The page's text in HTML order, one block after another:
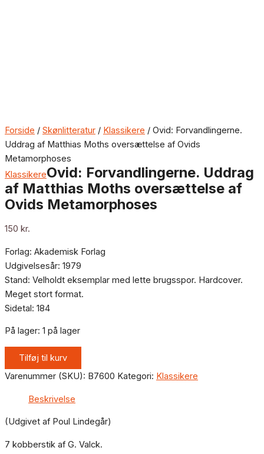
Forside / Skønlitteratur / Klassikere / Ovid: Forvandlingerne.
Uddrag af Matthias Moths oversættelse af Ovids
Metamorphoses
KlassikereOvid: Forvandlingerne. Uddrag
af Matthias Moths oversættelse af
Ovids Metamorphoses
150 kr.
Forlag: Akademisk Forlag
Udgivelsesår: 1979
Stand: Velholdt eksemplar med lette brugsspor. Hardcover.
Meget stort format.
Sidetal: 184
På lager: 1 på lager
Tilføj til kurv
Varenummer (SKU): B7600 Kategori: Klassikere
Beskrivelse
(Udgivet af Poul Lindegår)
7 kobberstik af G. Valck.